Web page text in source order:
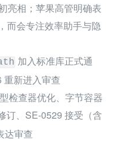
亮相；苹果高管明确表
而会专注效率助手与隐
加入标准库正式通
新进入审查
检查器优化、字节容器
订、SE-0529 接受（含
达审查